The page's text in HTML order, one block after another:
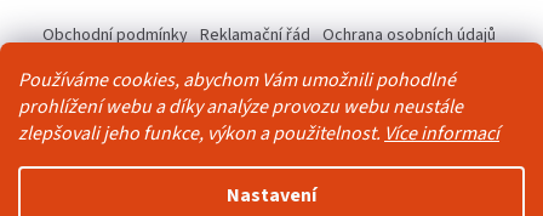
Používáme cookies, abychom Vám umožnili pohodlné
prohlížení webu a díky analýze provozu webu neustále
zlepšovali jeho funkce, výkon a použitelnost. Více informací
Nastavení
p
Obchodní podmínky Reklamační řád Ochrana osobních údajů